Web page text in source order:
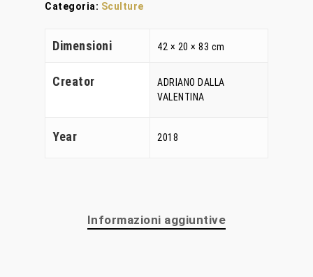
Categoria: Sculture
Dimensioni 42 × 20 × 83 cm
Creator
ADRIANO DALLA
VALENTINA
Year 2018
Informazioni aggiuntive
Chi Siamo